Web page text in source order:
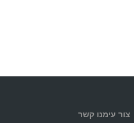
צור עימנו קשר